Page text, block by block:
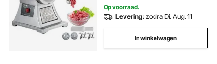
Op voorraad.
Levering:zodra Di. Aug. 11
In winkelwagen